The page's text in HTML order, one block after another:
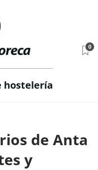
hostelería
0
de Anta
y